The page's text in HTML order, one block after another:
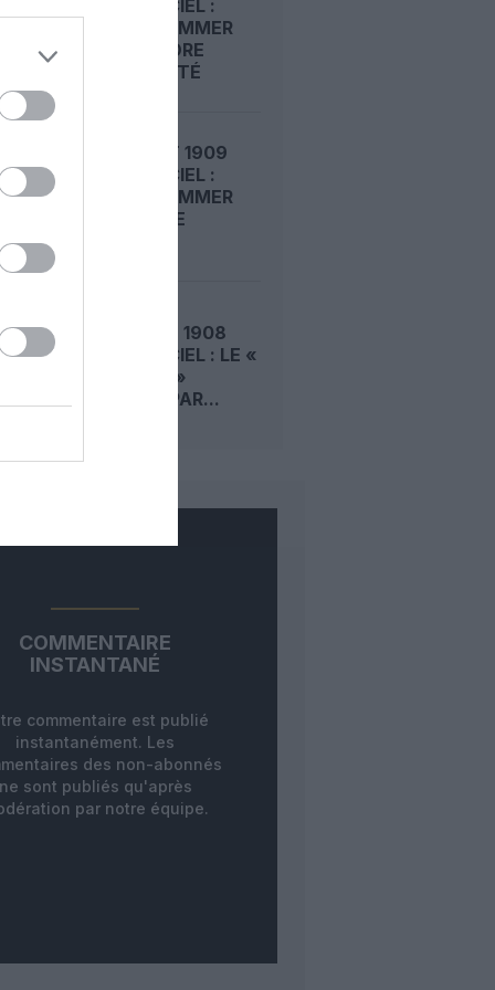
DANS LE CIEL :
ROGER SOMMER
FAIT ENCORE
L’ACTUALITÉ
LE 6 AOÛT 1909
DANS LE CIEL :
ROGER SOMMER
PERMET LE
LE 5 AOÛT 1908
DANS LE CIEL : LE «
ZEPPELIN »
DÉTRUIT PAR...
COMMENTAIRE
INSTANTANÉ
commentaire est publié
instantanément. Les
des non-abonnés
ne sont publiés qu'après
par notre équipe.